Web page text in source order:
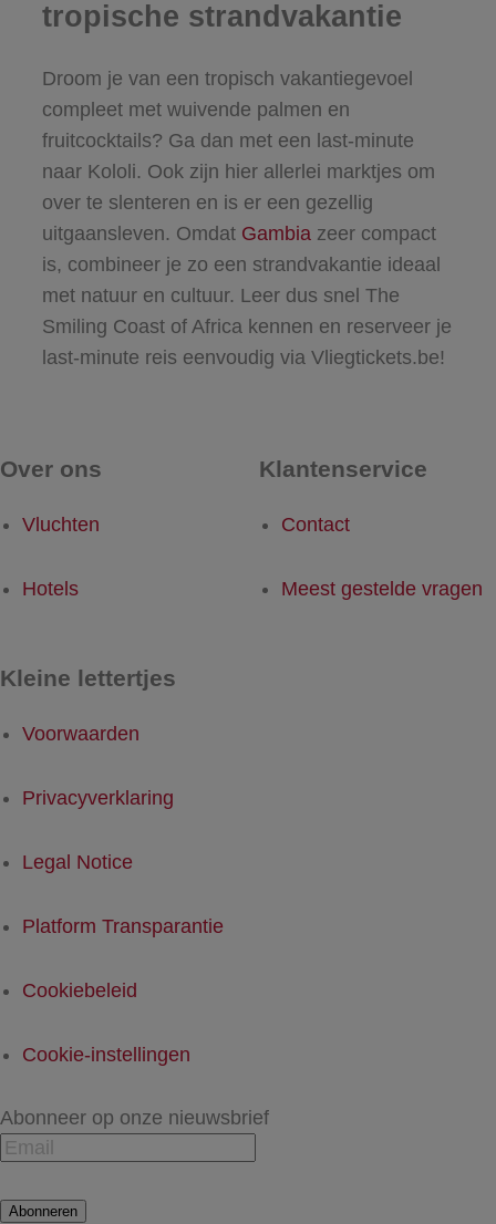
tropische strandvakantie
Droom je van een tropisch vakantiegevoel
compleet met wuivende palmen en
fruitcocktails? Ga dan met een last-minute
naar Kololi. Ook zijn hier allerlei marktjes om
over te slenteren en is er een gezellig
uitgaansleven. Omdat Gambiazeer compact
is, combineer je zo een strandvakantie ideaal
met natuur en cultuur. Leer dus snel The
Smiling Coast of Africa kennen en reserveer je
last-minute reis eenvoudig via Vliegtickets.be!
Over ons
Vluchten
Hotels
Klantenservice
Contact
Meest gestelde vragen
Kleine lettertjes
Voorwaarden
Privacyverklaring
Legal Notice
Platform Transparantie
Cookiebeleid
Cookie-instellingen
Abonneer op onze nieuwsbrief
Abonneren